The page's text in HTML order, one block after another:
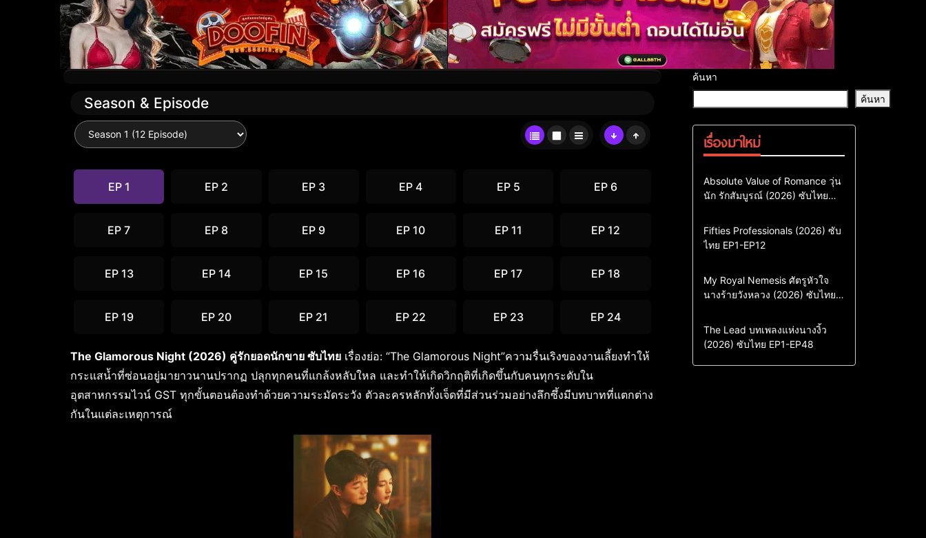
Season & Episode
EP 1 EP 2 EP 3 EP 4 EP 5 EP 6
EP 7 EP 8 EP 9 EP 10 EP 11 EP 12
EP 13 EP 14 EP 15 EP 16 EP 17 EP 18
EP 19 EP 20 EP 21 EP 22 EP 23 EP 24
The Glamorous Night (2026) คู่รักยอดนักขาย ซับไทย เรื่องย่อ: “The Glamorous Night”ความรื่นเริงของงานเลี้ยงทำให้
กระแสน้ำที่ซ่อนอยู่มายาวนานปรากฏ ปลุกทุกคนที่แกล้งหลับใหล และทำให้เกิดวิกฤติที่เกิดขึ้นกับคนทุกระดับใน
อุตสาหกรรมไวน์ GST ทุกขั้นตอนต้องทำด้วยความระมัดระวัง ตัวละครหลักทั้งเจ็ดที่มีส่วนร่วมอย่างลึกซึ้งมีบทบาทที่แตกต่าง
กันในแต่ละเหตุการณ์
ค้นหา
ค้นหา
เรื่องมาใหม่
Comedy Drama
ซีรี่ย์เกาหลี
ซีรี่ย์เกาหลีซับไทย
Absolute Value of Romance วุ่น
นัก รักสัมบูรณ์ (2026) ซับไทย
Action & Adventure
Comedy
Drama
ซีรี่ย์เกาหลี
Fifties Professionals (2026) ซับ
ไทย EP1-EP12
Comedy
Drama
Sci-Fi & Fantasy
ซีรี่ย์เกาหลี
My Royal Nemesis ศัตรูหัวใจ
นางร้ายวังหลวง (2026) ซับไทย
Drama
ซีรี่ย์จีน
ซีรี่ย์จีนซับไทย
The Lead บทเพลงแห่งนางงิ้ว
(2026) ซับไทย EP1-EP48